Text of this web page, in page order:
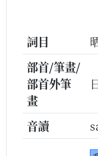
詞目
部首/筆畫/
部首外筆
畫
音讀